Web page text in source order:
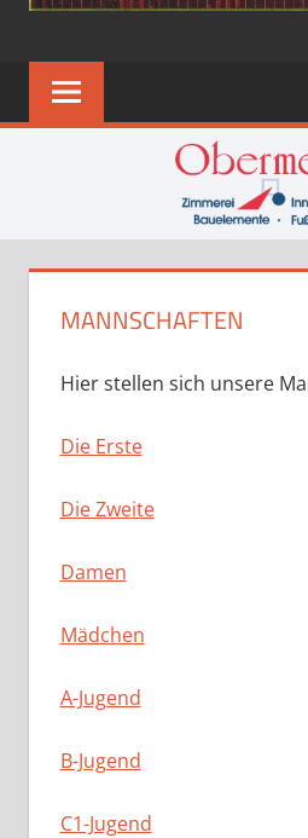
MANNSCHAFTEN
Hier stellen sich unsere
Die Erste
Die Zweite
Damen
Mädchen
A-Jugend
B-Jugend
C1-Jugend